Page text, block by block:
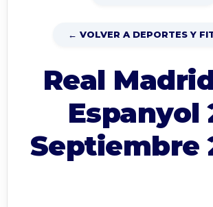
← VOLVER A DEPORTES Y
Real
Espanyol
Septiembre